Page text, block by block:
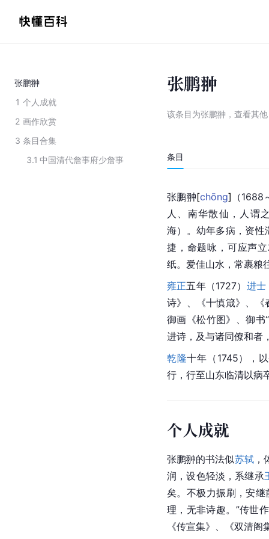
张鹏翀
1 个人成就
2 画作欣赏
3 条目合集
3.1 中国清代詹事府少詹事
张鹏翀
该条目为张鹏翀 ， 查看其
条目
张鹏翀[chōng] （1688
人、南华散仙，人谓
海）。幼年多病，资性
捷，命题咏，可应声
纸。爱佳山水，常裹粮
雍正五年（1727） 进士
诗》、《十慎箴》、
御画《松竹图》、御书
进诗，及与诸同僚和者
乾隆十年（1745），
行，行至山东临清以病
个人成就
张鹏翀的书法似苏轼，
润，设色轻淡，系继承
矣。不极力振刷，安
理，无非诗趣。”传世
《传宣集》、《双清